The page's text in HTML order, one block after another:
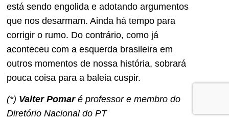
está sendo engolida e adotando argumentos
que nos desarmam. Ainda há tempo para
corrigir o rumo. Do contrário, como já
aconteceu com a esquerda brasileira em
outros momentos de nossa história, sobrará
pouca coisa para a baleia cuspir.
(*) Valter Pomaré professor e membro do
Diretório Nacional do PT